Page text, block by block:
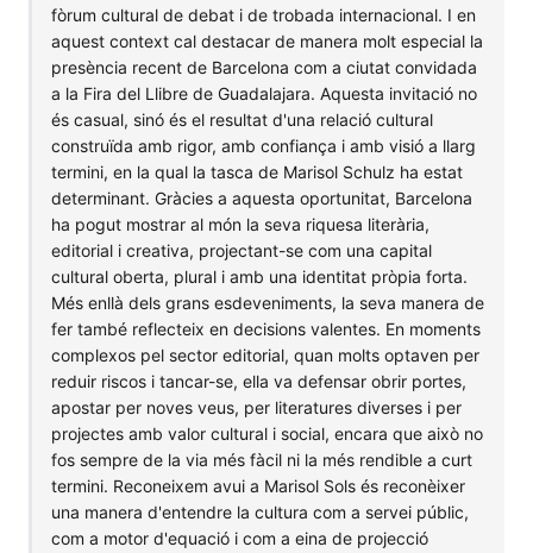
fòrum cultural de debat i de trobada internacional. I en
aquest context cal destacar de manera molt especial la
presència recent de Barcelona com a ciutat convidada
a la Fira del Llibre de Guadalajara. Aquesta invitació no
és casual, sinó és el resultat d'una relació cultural
construïda amb rigor, amb confiança i amb visió a llarg
termini, en la qual la tasca de Marisol Schulz ha estat
determinant. Gràcies a aquesta oportunitat, Barcelona
ha pogut mostrar al món la seva riquesa literària,
editorial i creativa, projectant-se com una capital
cultural oberta, plural i amb una identitat pròpia forta.
Més enllà dels grans esdeveniments, la seva manera de
fer també reflecteix en decisions valentes. En moments
complexos pel sector editorial, quan molts optaven per
reduir riscos i tancar-se, ella va defensar obrir portes,
apostar per noves veus, per literatures diverses i per
projectes amb valor cultural i social, encara que això no
fos sempre de la via més fàcil ni la més rendible a curt
termini. Reconeixem avui a Marisol Sols és reconèixer
una manera d'entendre la cultura com a servei públic,
com a motor d'equació i com a eina de projecció